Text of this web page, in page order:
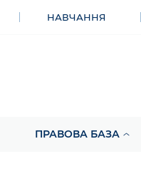
НАВЧАННЯ
ПРАВОВА БАЗА